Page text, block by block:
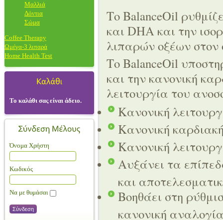
Μαλλιά
Δόντια
Σώμα
Coffee Therapy
Ωμέγα-3 λιπαρά
Home Health Test
Το καλάθι σας είναι άδειο.
Όνομα Χρήστη
Κωδικός
Να με θυμάσαι
Το BalanceOil
και DHA και την
λιπαρών οξέων στον
Το BalanceOil
και την κανονική
λειτουργία του
Κανονική
Κανονική
Κανονική
Αυξάνει τα
και
Βοηθάει στη
κανονική